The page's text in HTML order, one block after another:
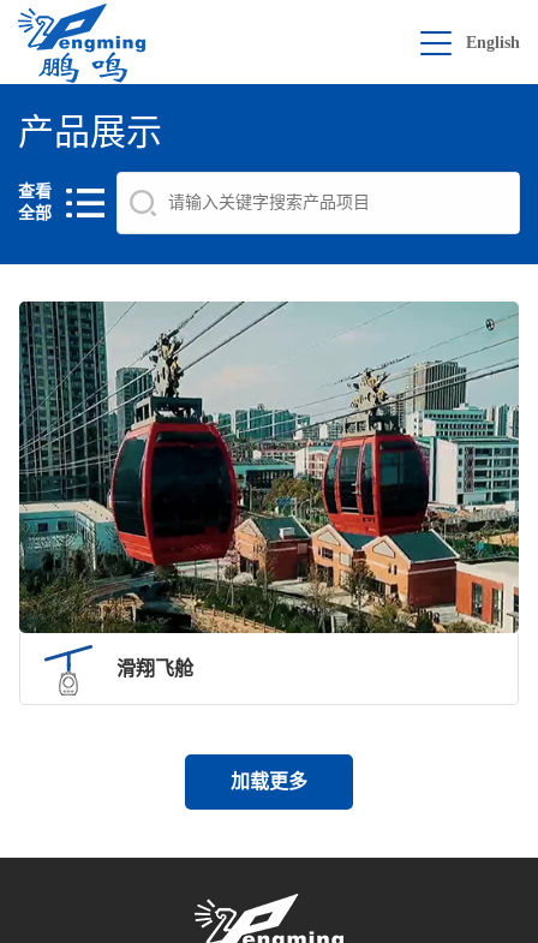
English
产品展示
查看
全部
滑翔飞舱
加载更多